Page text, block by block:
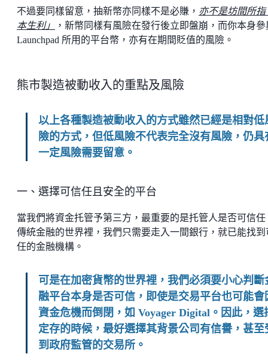
不過要同樣留意，抽新幣亦同樣不是必賺， 亦不是坊間所指
本生利」
，新幣同樣有風險在發行後立即盤崩，而你本身參
Launchpad 所用的平台幣，亦有在期間貶值的風險。
熊市製造被動收入的重點及風險
以上各種製造被動收入的方式雖然已經是相對低
險的方式，但低風險不代表完全沒有風險，仍具
一定風險需要留意。
一、選擇可信任且安全的平台
當我們將資金托管予第三方，最重要的是托管人是否可信任
傳統金融的世界裡，我們只需要走入一間銀行，就已能找到
任的金融機構。
可是在加密貨幣的世界裡，我們必須要小心判斷
融平台本身是否可信，即使是交易平台也可能會
資金危機而倒閉，如 Voyager Digital。因此，選
定存的時候，最好選擇其背景公司有信譽，甚至
到政府監管的交易所。